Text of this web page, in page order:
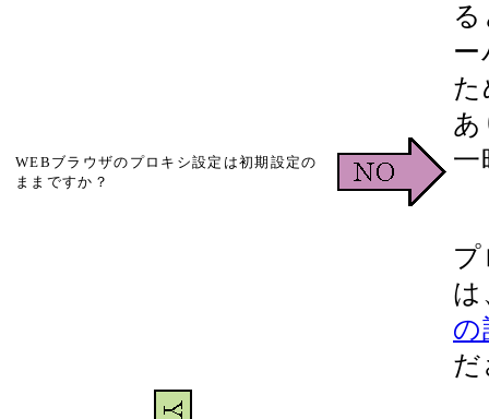
WEBブラウザのプロキシ設定は初期設定の
ままですか？
一
は
の
だ